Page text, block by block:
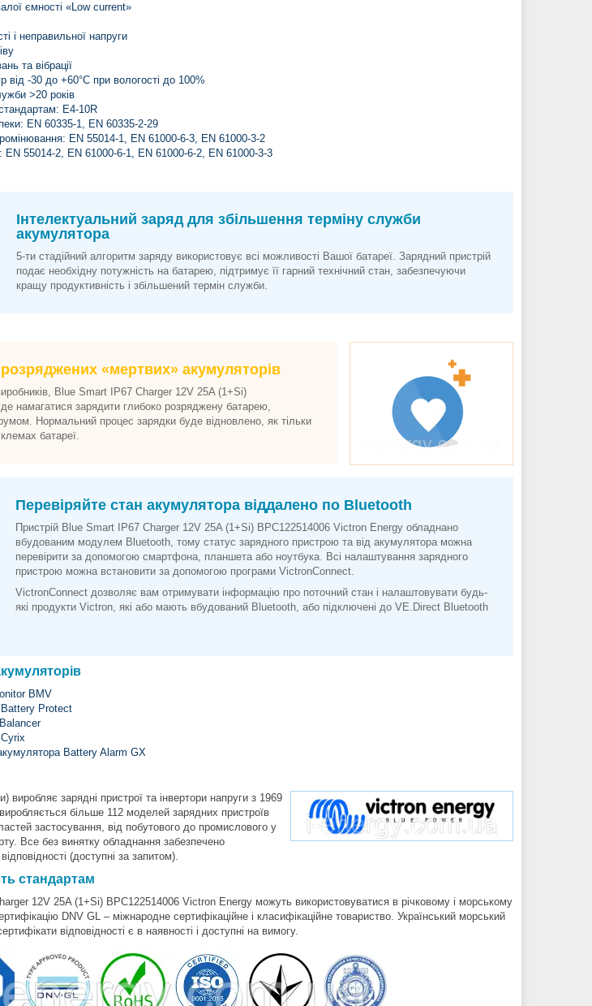
ємності «Low current»
і неправильної напруги
та вібрації
від -30 до +60°С при вологості до 100%
>20 років
E4-10R
EN 60335-1, EN 60335-2-29
EN 55014-1, EN 61000-6-3, EN 61000-3-2
EN 55014-2, EN 61000-6-1, EN 61000-6-2, EN 61000-3-3
Інтелектуальний заряд для збільшення терміну служби
акумулятора
5-ти стадійний алгоритм заряду використовує всі можливості Вашої батареї. Зарядний пристрій
подає необхідну потужність на батарею, підтримує її гарний технічний стан, забезпечуючи
кращу продуктивність і збільшений термін служби.
«мертвих» акумуляторів
Blue Smart IP67 Charger 12V 25A (1+Si)
намагатися зарядити глибоко розряджену батарею,
Нормальний процес зарядки буде відновлено, як тільки
батареї.
Перевіряйте стан акумулятора віддалено по Bluetooth
Пристрій Blue Smart IP67 Charger 12V 25A (1+Si) BPC122514006 Victron Energy обладнано
вбудованим модулем Bluetooth, тому статус зарядного пристрою та від акумулятора можна
перевірити за допомогою смартфона, планшета або ноутбука. Всі налаштування зарядного
пристрою можна встановити за допомогою програми VictronConnect.
VictronConnect дозволяє вам отримувати інформацію про поточний стан і налаштовувати будь-
які продукти Victron, які або мають вбудований Bluetooth, або підключені до VE.Direct Bluetooth
BMV
Battery Protect
Battery Alarm GX
виробляє зарядні пристрої та інвертори напруги з 1969
більше 112 моделей зарядних пристроїв
застосування, від побутового до промислового у
Все без винятку обладнання забезпечено
(доступні за запитом).
стандартам
12V 25A (1+Si) BPC122514006 Victron Energy можуть використовуватися в річковому і морському
DNV GL – міжнародне сертифікаційне і класифікаційне товариство. Український морський
відповідності є в наявності і доступні на вимогу.